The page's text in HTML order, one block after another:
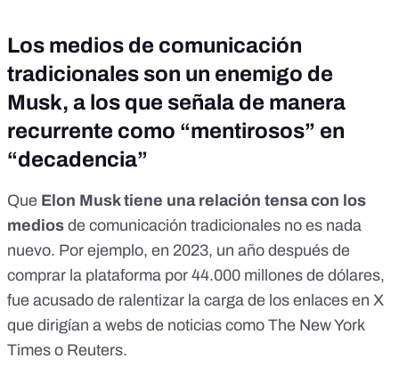
Los medios de comunicación
tradicionales son un enemigo de
Musk, a los que señala de manera
recurrente como “mentirosos” en
“decadencia”
Que Elon Musk tiene una relación tensa con los
medios de comunicación tradicionales no es nada
nuevo. Por ejemplo, en 2023, un año después de
comprar la plataforma por 44.000 millones de dólares,
fue acusado de ralentizar la carga de los enlaces en X
que dirigían a webs de noticias como The New York
Times o Reuters.